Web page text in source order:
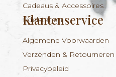
Cadeaus & Accessoires
Edelstenen
Klantenservice
Algemene Voorwaarden
Verzenden & Retourneren
Privacybeleid